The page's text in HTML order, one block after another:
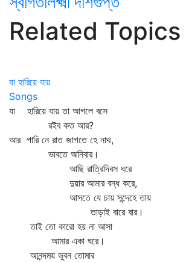
Related Topics
যা হারিয়ে যায়
Songs
যা হারিয়ে যায় তা আগলে বসে
রইব কত আর?
আর পারি নে রাত জাগতে হে নাথ,
ভাবতে অনিবার।
আছি রাত্রিদিবস ধরে
দুয়ার আমার বন্ধ করে,
আসতে যে চায় সন্দেহে তায়
তাড়াই বারে বার।
তাই তো কারো হয় না আসা
আমার একা ঘরে।
আনন্দময় ভুবন তোমার